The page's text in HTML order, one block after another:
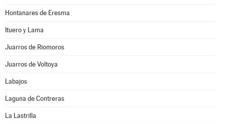
Hontanares de Eresma
Ituero y Lama
Juarros de Riomoros
Juarros de Voltoya
Labajos
Laguna de Contreras
La Lastrilla